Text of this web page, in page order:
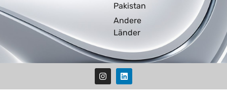
Pakistan
Andere
Länder